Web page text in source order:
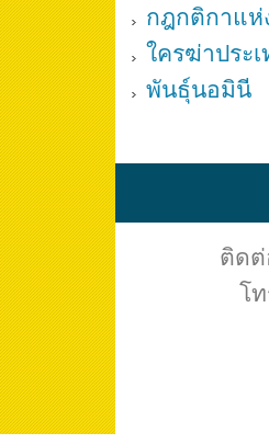
กฎกติกาแห่
ใครฆ่าประ
พันธุ์นอมินี
ติดต่
โ